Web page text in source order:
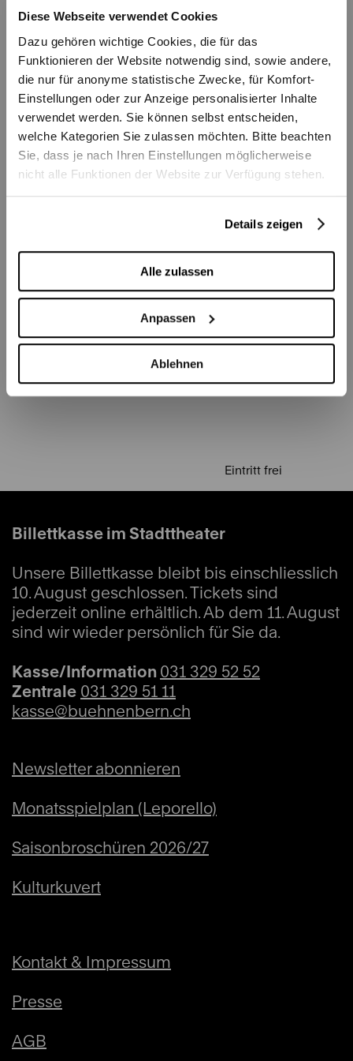
Diese Webseite verwendet Cookies
Dazu gehören wichtige Cookies, die für das
Funktionieren der Website notwendig sind, sowie andere,
die nur für anonyme statistische Zwecke, für Komfort-
Einstellungen oder zur Anzeige personalisierter Inhalte
verwendet werden. Sie können selbst entscheiden,
welche Kategorien Sie zulassen möchten. Bitte beachten
Sie, dass je nach Ihren Einstellungen möglicherweise
nicht alle Funktionen der Website zur Verfügung stehen.
Details zeigen
Alle zulassen
Anpassen
Ablehnen
Tickets
CHF 20
Openair-Konzert auf
dem Bundesplatz
Bundesplatz
Eintritt frei
Berner
Billettkasse im Stadttheater
Unsere Billettkasse bleibt bis einschliesslich
10. August geschlossen. Tickets sind
jederzeit online erhältlich. Ab dem 11. August
sind wir wieder persönlich für Sie da.
Kasse/Information 031 329 52 52
Zentrale 031 329 51 11
kasse@buehnenbern.ch
Newsletter abonnieren
Monatsspielplan (Leporello)
Saisonbroschüren 2026/27
Kulturkuvert
Kontakt & Impressum
Presse
AGB